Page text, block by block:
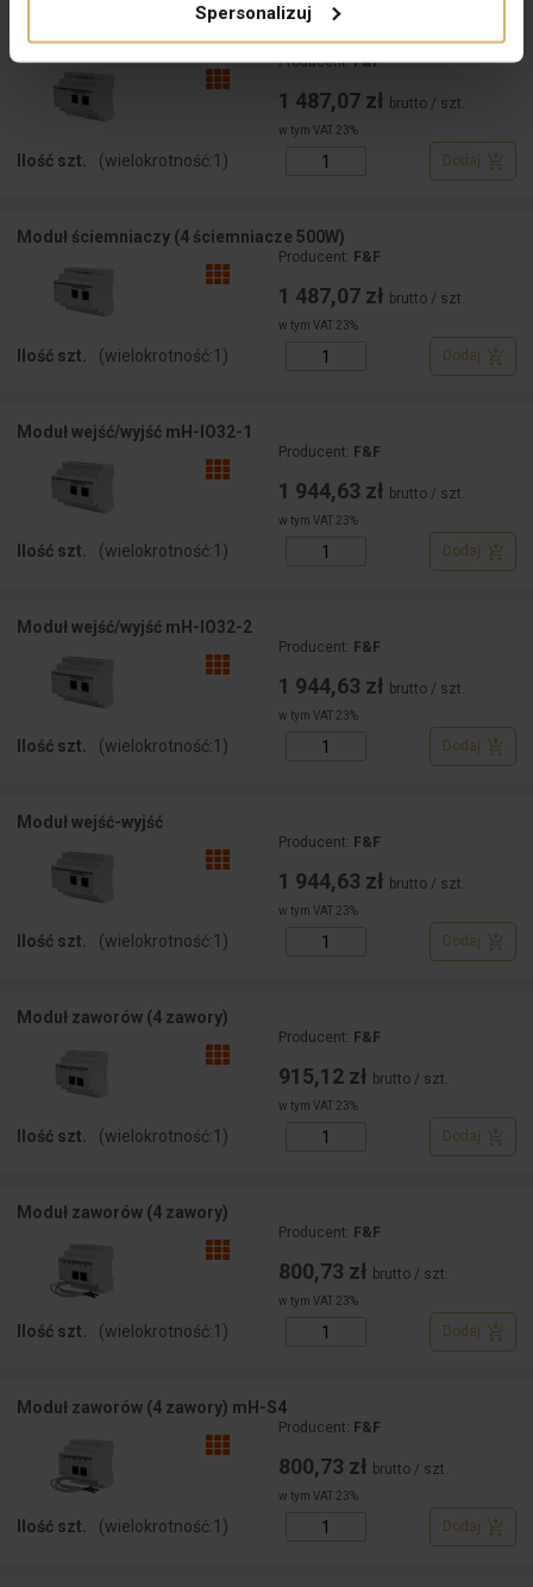
Spersonalizuj
Moduł ściemniaczy (4 ściemniacze 350W) mH-L4 LEVEL1 MH-
L4-1
Producent:F&F
1 487,07 zł brutto / szt.
w tym VAT 23%
Ilość szt. (wielokrotność:1 ) Dodaj
Moduł ściemniaczy (4 ściemniacze 500W)
Producent: F&F
1 487,07 zł brutto / szt.
w tym VAT 23%
Ilość szt. (wielokrotność:1 ) Dodaj
Moduł wejść/wyjść mH-IO32-1
Producent: F&F
1 944,63 zł brutto / szt.
w tym VAT 23%
Ilość szt. (wielokrotność:1 ) Dodaj
Moduł wejść/wyjść mH-IO32-2
Producent: F&F
1 944,63 zł brutto / szt.
w tym VAT 23%
Ilość szt. (wielokrotność:1 ) Dodaj
Moduł wejść-wyjść
Producent: F&F
1 944,63 zł brutto / szt.
w tym VAT 23%
Ilość szt. (wielokrotność:1 ) Dodaj
Moduł zaworów (4 zawory)
Producent: F&F
915,12 zł brutto / szt.
w tym VAT 23%
Ilość szt. (wielokrotność:1 ) Dodaj
Moduł zaworów (4 zawory)
Producent: F&F
800,73 zł brutto / szt.
w tym VAT 23%
Ilość szt. (wielokrotność:1 ) Dodaj
Moduł zaworów (4 zawory) mH-S4
Producent: F&F
800,73 zł brutto / szt.
w tym VAT 23%
Ilość szt. (wielokrotność:1 ) Dodaj